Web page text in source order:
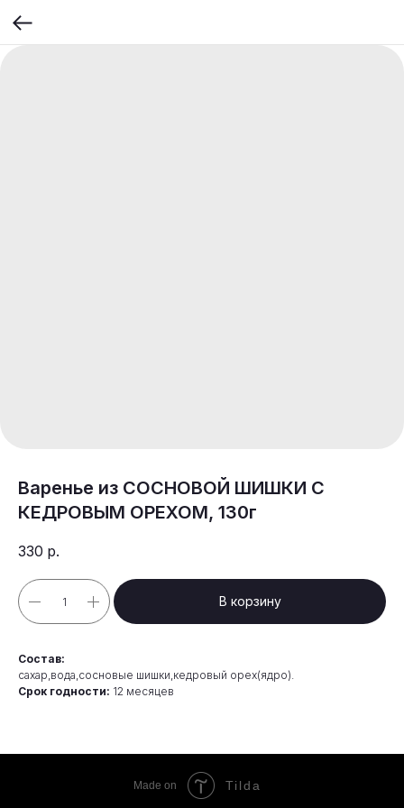
Варенье из СОСНОВОЙ ШИШКИ С
КЕДРОВЫМ ОРЕХОМ, 130г
330 р.
В корзину
Состав:
сахар,вода,сосновые шишки,кедровый орех(ядро).
Срок годности: 12 месяцев
Made on Tilda